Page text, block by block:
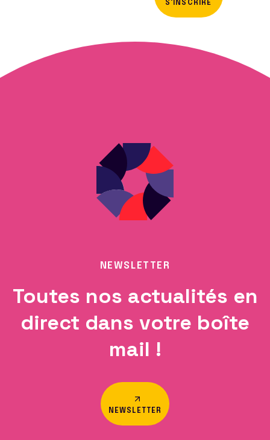
S'INSCRIRE
NEWSLETTER
Toutes nos actualités en
direct dans votre boîte
mail !
NEWSLETTER